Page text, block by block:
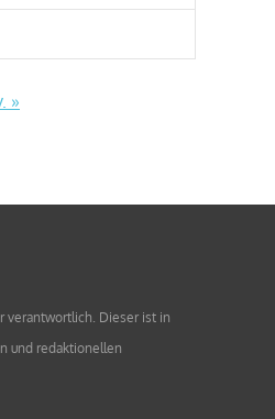
»
verantwortlich. Dieser ist in
und redaktionellen